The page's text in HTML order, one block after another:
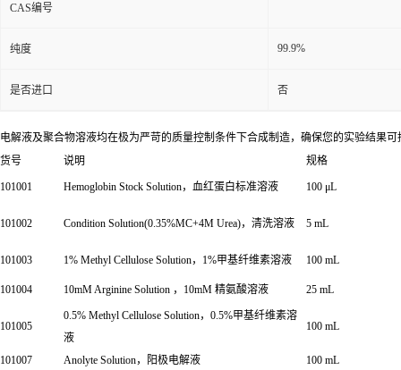
CAS编号
纯度 99.9%
是否进口 否
电解液及聚合物溶液均在极为严苛的质量控制条件下合成制造，确保您的实验结果
货号
说明 规格
101001 Hemoglobin Stock Solution，血红蛋白标准溶液 100 μL
101002 Condition Solution(0.35%MC+4M Urea)，清洗溶液 5 mL
101003 1% Methyl Cellulose Solution，1%甲基纤维素溶液 100 mL
101004 10mM Arginine Solution ，10mM 精氨酸溶液 25 mL
101005
0.5% Methyl Cellulose Solution，0.5%甲基纤维素溶
液
100 mL
101007 Anolyte Solution，阳极电解液 100 mL